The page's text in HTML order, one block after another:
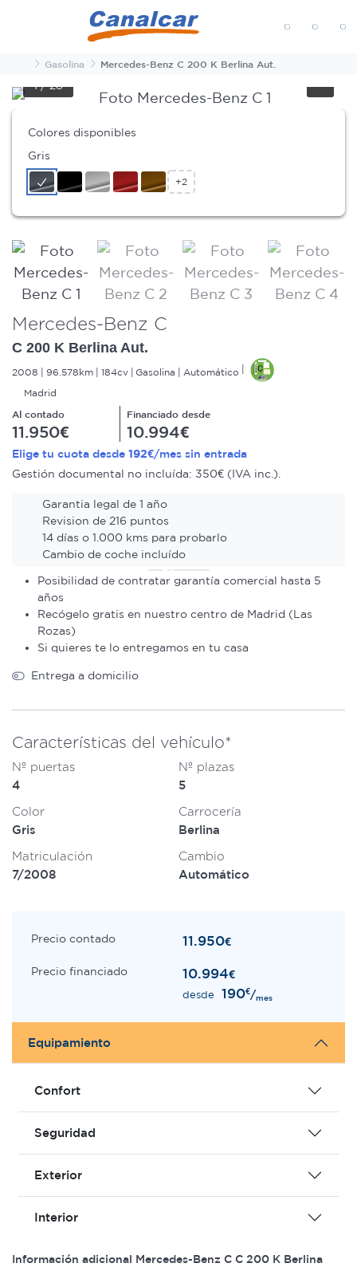
InicioGasolina Mercedes-Benz C 200 K Berlina Aut.
1/28
Colores disponibles
Gris
+2
Mercedes-Benz C
C 200 K Berlina Aut.
2008 96.578km 184cv Gasolina
Automático
Madrid
Al contado
11.950€
Financiado desde
10.994€
Elige tu cuota desde 192€/mes sin entrada
Gestión documental no incluída: 350€ (IVA inc.).
Garantia legal de 1 año
Revision de 216 puntos
14 días o 1.000 kms para probarlo
Cambio de coche incluído
Posibilidad de contratar garantía comercial hasta 5
años
Recógelo gratis en nuestro centro de Madrid (Las
Rozas)
Si quieres te lo entregamos en tu casa
Entrega a domicilio
Características del vehículo*
Nº puertas
4
Nº plazas
5
Color
Gris
Carrocería
Berlina
Matriculación
7/2008
Cambio
Automático
Precio contado 11.950€
Precio financiado 10.994€
desde 190€/mes
Equipamiento
Confort
Seguridad
Exterior
Interior
Información adicional Mercedes-Benz C C 200 K Berlina